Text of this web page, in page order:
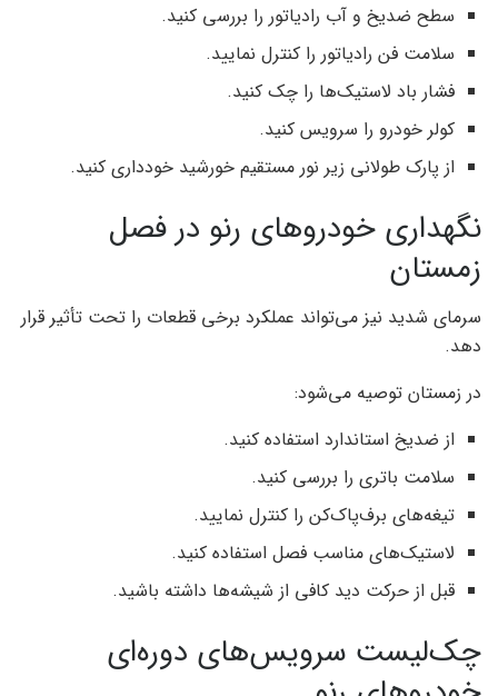
سطح ضدیخ و آب رادیاتور را بررسی کنید.
سلامت فن رادیاتور را کنترل نمایید.
فشار باد لاستیک‌ها را چک کنید.
کولر خودرو را سرویس کنید.
از پارک طولانی زیر نور مستقیم خورشید خودداری کنید.
نگهداری خودروهای رنو در فصل
زمستان
سرمای شدید نیز می‌تواند عملکرد برخی قطعات را تحت تأثیر قرار
دهد.
در زمستان توصیه می‌شود:
از ضدیخ استاندارد استفاده کنید.
سلامت باتری را بررسی کنید.
تیغه‌های برف‌پاک‌کن را کنترل نمایید.
لاستیک‌های مناسب فصل استفاده کنید.
قبل از حرکت دید کافی از شیشه‌ها داشته باشید.
چک‌لیست سرویس‌های دوره‌ای